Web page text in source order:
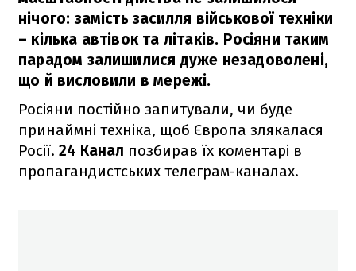
нічого: замість засилля військової техніки
– кілька автівок та літаків. Росіяни таким
парадом залишилися дуже незадоволені,
що й висловили в мережі.
Росіяни постійно запитували, чи буде
принаймні техніка, щоб Європа злякалася
Росії. 24 Канал позбирав їх коментарі в
пропагандистських телеграм-каналах.